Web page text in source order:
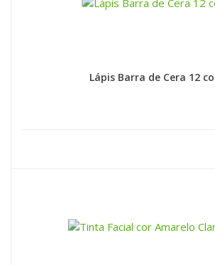
Lápis Barra de Cera 12